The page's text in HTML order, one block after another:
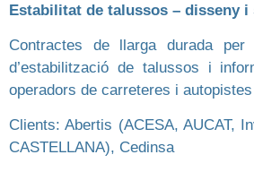
Estabilitat de talussos – disseny
Contractes de llarga durada per
d’estabilització de talussos i
operadors de carreteres i
Clients: Abertis (ACESA, AUCAT,
CASTELLANA), Cedinsa